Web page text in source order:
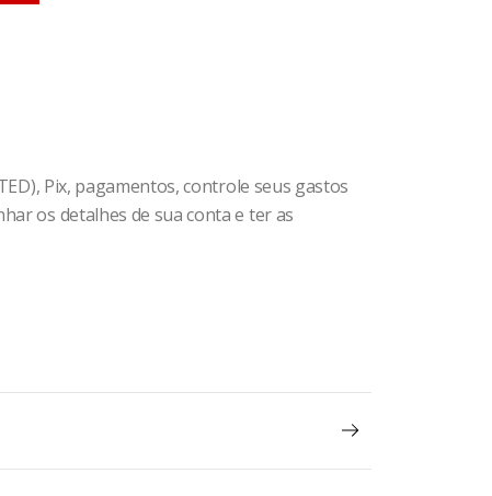
Pix, pagamentos, controle seus gastos
os detalhes de sua conta e ter as